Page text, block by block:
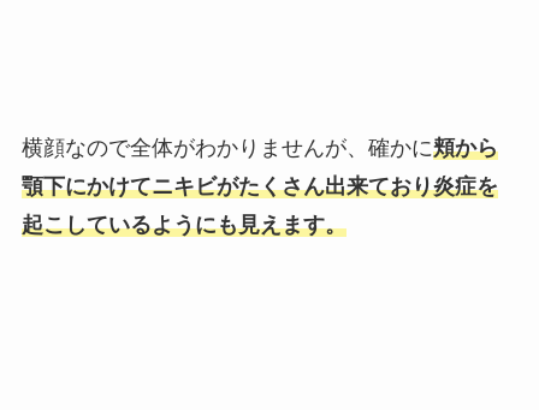
横顔なので全体がわかりませんが、確かに頬から
顎下にかけてニキビがたくさん出来ており炎症を
起こしているようにも見えます。